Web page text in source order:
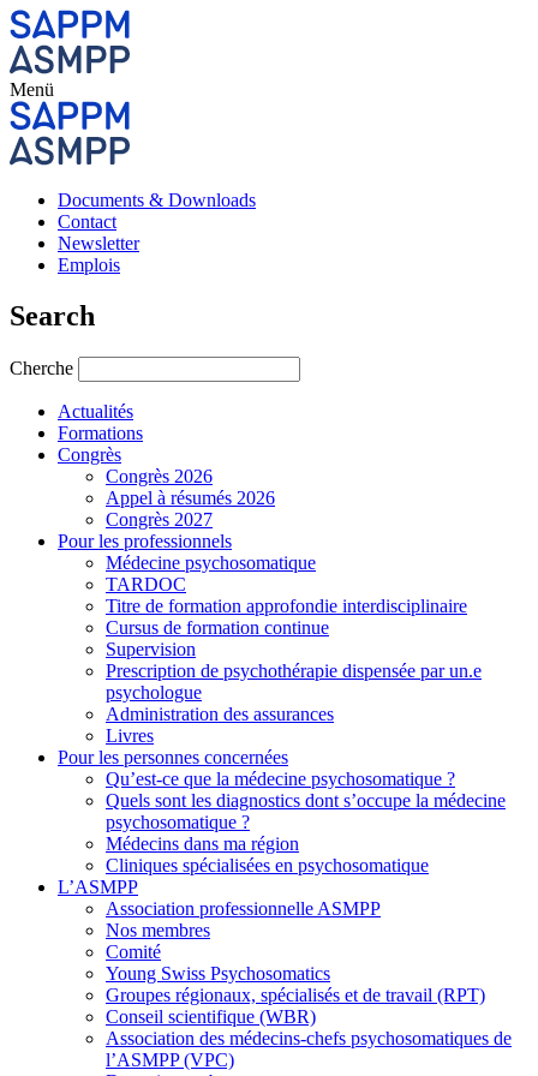
Menü
Documents & Downloads
Contact
Newsletter
Emplois
Search
Cherche
Actualités
Formations
Congrès
Congrès 2026
Appel à résumés 2026
Congrès 2027
Pour les professionnels
Médecine psychosomatique
TARDOC
Titre de formation approfondie interdisciplinaire
Cursus de formation continue
Supervision
Prescription de psychothérapie dispensée par un.e
psychologue
Administration des assurances
Livres
Pour les personnes concernées
Qu’est-ce que la médecine psychosomatique ?
Quels sont les diagnostics dont s’occupe la médecine
psychosomatique ?
Médecins dans ma région
Cliniques spécialisées en psychosomatique
L’ASMPP
Association professionnelle ASMPP
Nos membres
Comité
Young Swiss Psychosomatics
Groupes régionaux, spécialisés et de travail (RPT)
Conseil scientifique (WBR)
Association des médecins-chefs psychosomatiques de
l’ASMPP (VPC)